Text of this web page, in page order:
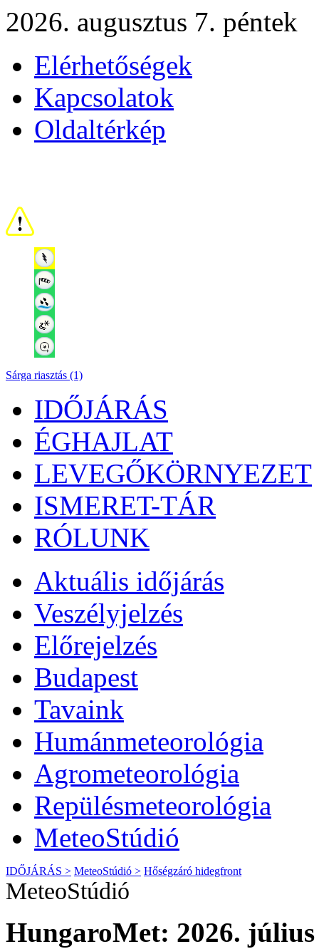
2026. augusztus 7. péntek
Elérhetőségek
Kapcsolatok
Oldaltérkép
Sárga riasztás (1)
IDŐJÁRÁS
ÉGHAJLAT
LEVEGŐKÖRNYEZET
ISMERET-TÁR
RÓLUNK
Aktuális időjárás
Veszélyjelzés
Előrejelzés
Budapest
Tavaink
Humánmeteorológia
Agrometeorológia
Repülésmeteorológia
MeteoStúdió
IDŐJÁRÁS > MeteoStúdió > Hőségzáró hidegfront
MeteoStúdió
HungaroMet: 2026. július